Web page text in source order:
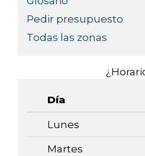
Pedir presupuesto
Todas las zonas
Día
Lunes
Martes